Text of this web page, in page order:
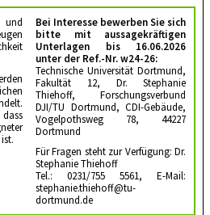
Bei Interesse bewerben Sie sich
bitte mit aussagekräftigen
Unterlagen bis 16.06.2026
unter der Ref.-Nr. w24-26:
Technische Universität Dortmund,
Fakultät 12, Dr. Stephanie
Thiehoff, Forschungsverbund
DJI/TU Dortmund, CDI-Gebäude,
Vogelpothsweg 78, 44227
Dortmund
Für Fragen steht zur Verfügung: Dr.
Stephanie Thiehoff
Tel.: 0231/755 5561, E-Mail:
stephanie.thiehoff@tu-
dortmund.de